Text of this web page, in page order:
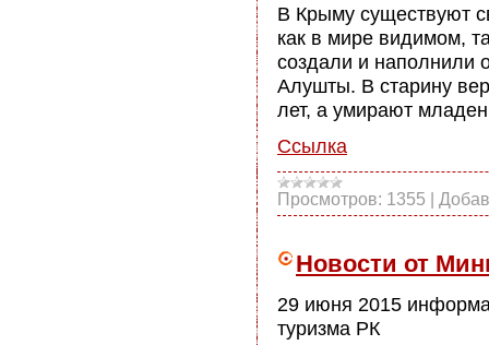
В Крыму существуют
как в мире видимом,
создали и наполнили
Алушты. В старину
лет, а умирают
Ссылка
Просмотров: 1355 |
Новости от
29 июня 2015
туризма РК